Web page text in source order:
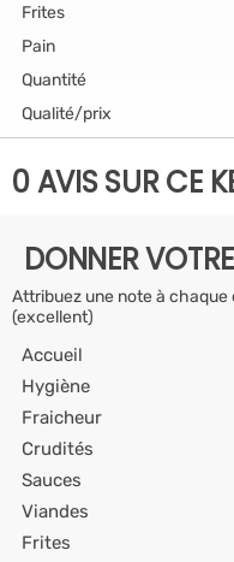
Frites
Pain
Quantité
Qualité/prix
0 AVIS SUR CE
DONNER
Attribuez une note à chaque
(excellent)
Accueil
Hygiène
Fraicheur
Crudités
Sauces
Viandes
Frites